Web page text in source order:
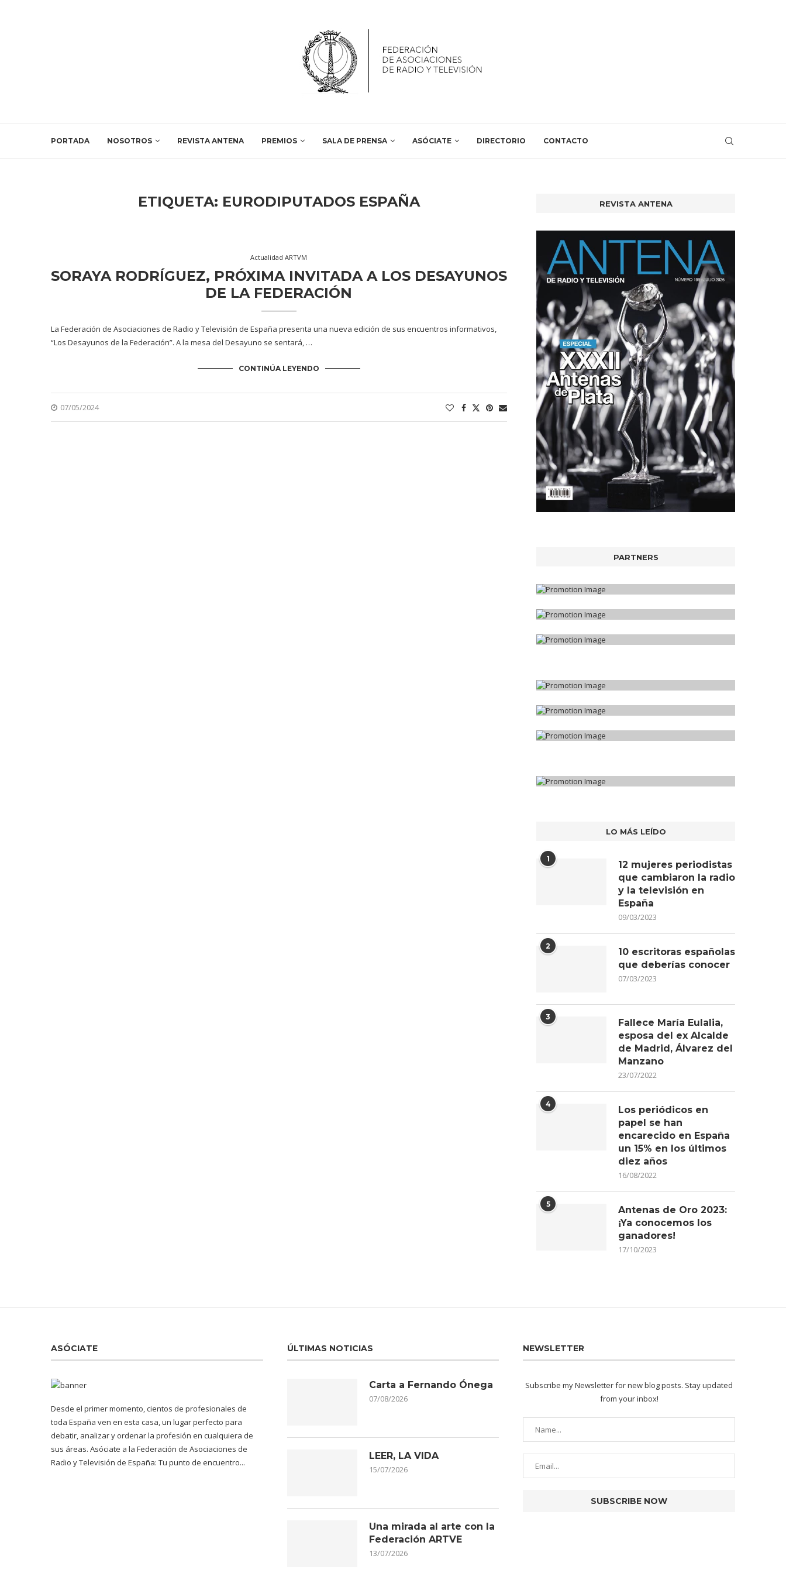
PORTADA NOSOTROS REVISTA ANTENA PREMIOS SALA DE PRENSA ASÓCIATE DIRECTORIO CONTACTO
ETIQUETA: EURODIPUTADOS ESPAÑA
Actualidad ARTVM
SORAYA RODRÍGUEZ, PRÓXIMA INVITADA A LOS DESAYUNOS
DE LA FEDERACIÓN
La Federación de Asociaciones de Radio y Televisión de España presenta una nueva edición de sus encuentros informativos,
“Los Desayunos de la Federación”. A la mesa del Desayuno se sentará, …
CONTINÚA LEYENDO
07/05/2024
REVISTA ANTENA
PARTNERS
LO MÁS LEÍDO
1
12 mujeres periodistas
que cambiaron la radio
y la televisión en
España
09/03/2023
2
10 escritoras españolas
que deberías conocer
07/03/2023
3
Fallece María Eulalia,
esposa del ex Alcalde
de Madrid, Álvarez del
Manzano
23/07/2022
4
Los periódicos en
papel se han
encarecido en España
un 15% en los últimos
diez años
16/08/2022
5
Antenas de Oro 2023:
¡Ya conocemos los
ganadores!
17/10/2023
ASÓCIATE
Desde el primer momento, cientos de profesionales de
toda España ven en esta casa, un lugar perfecto para
debatir, analizar y ordenar la profesión en cualquiera de
sus áreas. Asóciate a la Federación de Asociaciones de
Radio y Televisión de España: Tu punto de encuentro...
ÚLTIMAS NOTICIAS
Carta a Fernando Ónega
07/08/2026
LEER, LA VIDA
15/07/2026
Una mirada al arte con la
Federación ARTVE
13/07/2026
NEWSLETTER
Subscribe my Newsletter for new blog posts. Stay updated
from your inbox!